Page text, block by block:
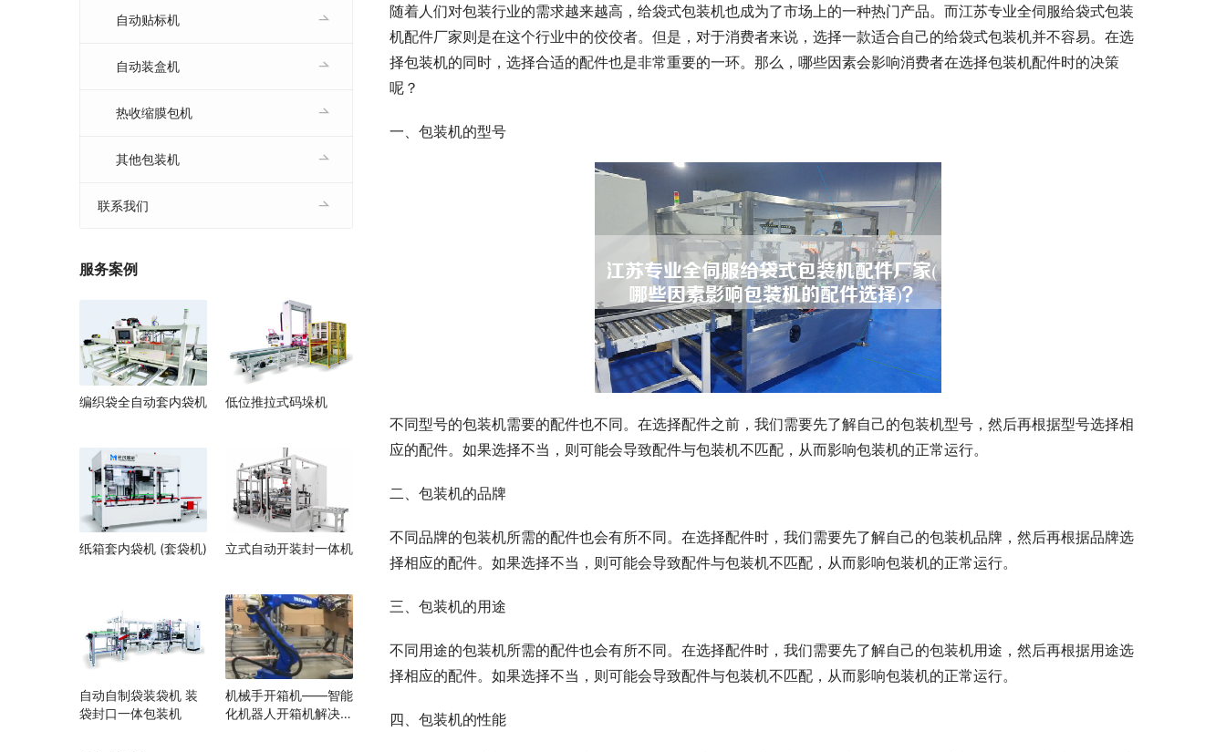
随着人们对包装行业的需求越来越高，给袋式包装机也成为了市场上的一种热门产品。而江苏专业全伺服给袋式包装
机配件厂家则是在这个行业中的佼佼者。但是，对于消费者来说，选择一款适合自己的给袋式包装机并不容易。在选
择包装机的同时，选择合适的配件也是非常重要的一环。那么，哪些因素会影响消费者在选择包装机配件时的决策
呢？
一、包装机的型号
不同型号的包装机需要的配件也不同。在选择配件之前，我们需要先了解自己的包装机型号，然后再根据型号选择相
应的配件。如果选择不当，则可能会导致配件与包装机不匹配，从而影响包装机的正常运行。
二、包装机的品牌
不同品牌的包装机所需的配件也会有所不同。在选择配件时，我们需要先了解自己的包装机品牌，然后再根据品牌选
择相应的配件。如果选择不当，则可能会导致配件与包装机不匹配，从而影响包装机的正常运行。
三、包装机的用途
不同用途的包装机所需的配件也会有所不同。在选择配件时，我们需要先了解自己的包装机用途，然后再根据用途选
择相应的配件。如果选择不当，则可能会导致配件与包装机不匹配，从而影响包装机的正常运行。
四、包装机的性能
自动贴标机
自动装盒机
热收缩膜包机
其他包装机
联系我们
服务案例
编织袋全自动套内袋机 低位推拉式码垛机
纸箱套内袋机 (套袋机) 立式自动开装封一体机
自动自制袋装袋机 装
袋封口一体包装机
机械手开箱机——智能
化机器人开箱机解决方